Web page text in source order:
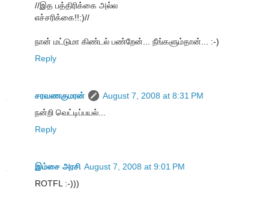
//இத பத்திரிக்கை அல்ல
எச்சரிக்கை!!:)//
நான் மட்டுமா கிண்டல் பண்றேன்... நீங்களும்தான்... :-)
Reply
சரவணகுமரன்
August 7, 2008 at 8:31 PM
நன்றி வெட்டிப்பயல்...
Reply
இம்சை அரசி August 7, 2008 at 9:01 PM
ROTFL :-)))